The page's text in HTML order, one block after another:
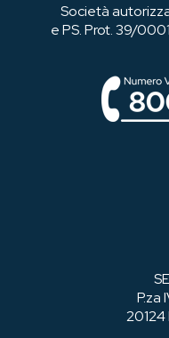
Società
e PS. Prot. 39/
P.za
20124